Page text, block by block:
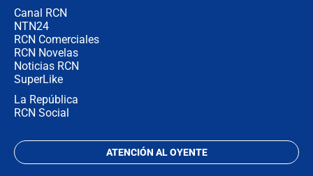
Canal RCN
NTN24
RCN Comerciales
RCN Novelas
Noticias RCN
SuperLike
La República
RCN Social
ATENCIÓN AL OYENTE